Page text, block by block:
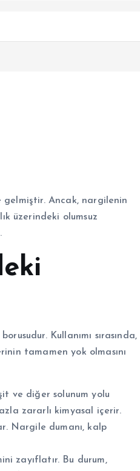
Ancak, nargilenin
üzerindeki olumsuz
Kullanımı sırasında,
tamamen yok olmasını
ve diğer solunum yolu
zararlı kimyasal içerir.
Nargile dumanı, kalp
zayıflatır. Bu durum,